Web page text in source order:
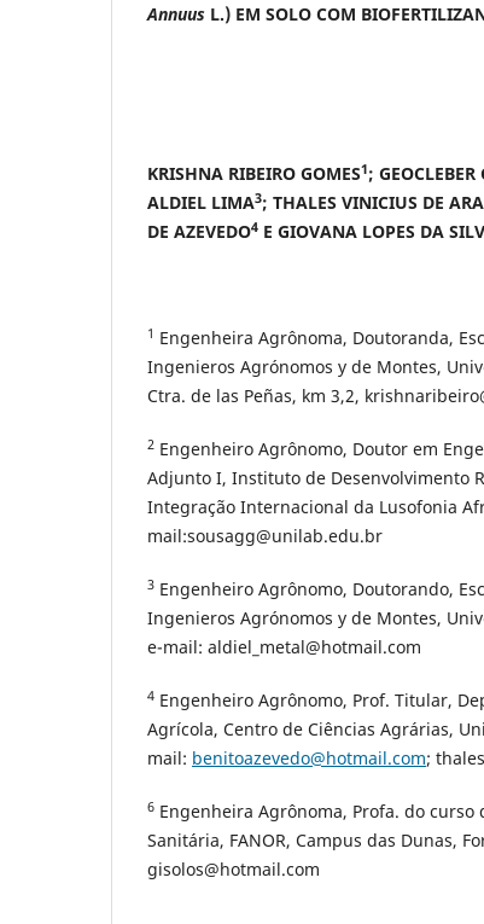
Annuus L.) EM SOLO COM
KRISHNA RIBEIRO GOMES1;
ALDIEL LIMA3; THALES VINICIUS DE
DE AZEVEDO4 E GIOVANA LOPES DA
1 Engenheira Agrônoma, Doutoranda,
Ingenieros Agrónomos y de Montes,
Ctra. de las Peñas, km 3,2,
2 Engenheiro Agrônomo, Doutor em
Adjunto I, Instituto de Desenvolvimento
Integração Internacional da Lusofonia
mail:sousagg@unilab.edu.br
3 Engenheiro Agrônomo, Doutorando,
Ingenieros Agrónomos y de Montes,
e-mail: aldiel_metal@hotmail.com
4 Engenheiro Agrônomo, Prof. Titular,
Agrícola, Centro de Ciências Agrárias,
mail: benitoazevedo@hotmail.com;
6 Engenheira Agrônoma, Profa. do
Sanitária, FANOR, Campus das Dunas,
gisolos@hotmail.com